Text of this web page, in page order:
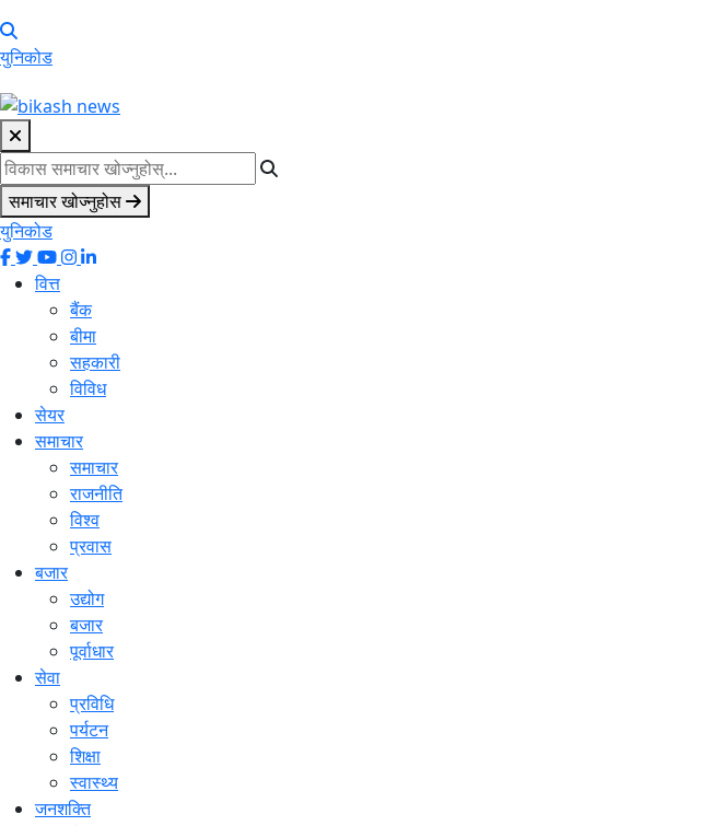
युनिकोड
समाचार खोज्नुहोस
युनिकोड
वित्त
बैंक
बीमा
सहकारी
विविध
सेयर
समाचार
समाचार
राजनीति
विश्व
प्रवास
बजार
उद्योग
बजार
पूर्वाधार
सेवा
प्रविधि
पर्यटन
शिक्षा
स्वास्थ्य
जनशक्ति